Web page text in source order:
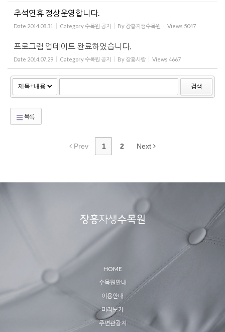
추석연휴 정상운영합니다.
Date 2014.08.31 Category수목원 공지 By 장흥자생수목원 Views 5047
프로그램 업데이트 완료하였습니다.
Date 2014.07.29 Category수목원 공지 By 장흥사랑 Views 4667
검색
목록
Prev 1 2 Next
HOME
수목원안내
이용안내
미리보기
주변관광지